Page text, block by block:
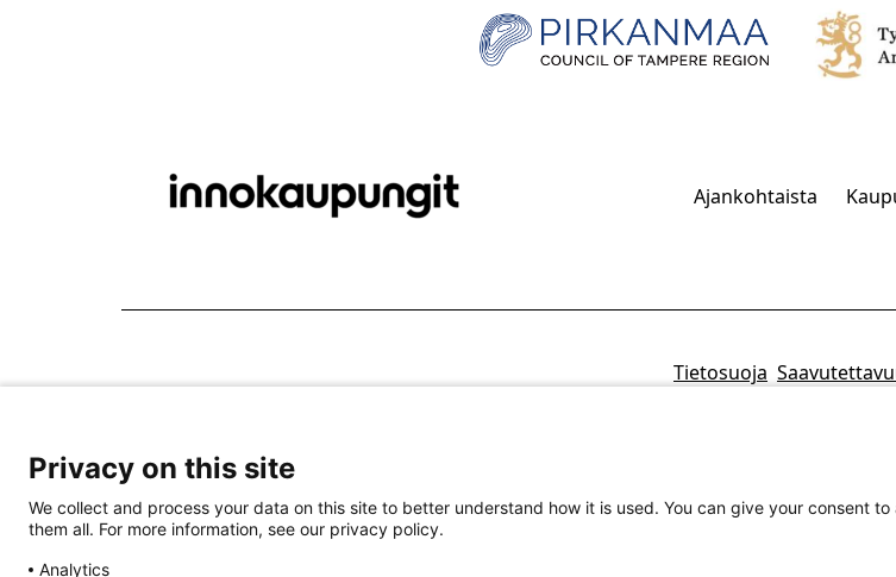
Ajankohtaista
Tietosuoja
Privacy on this site
We collect and process your data on this site to better understand how it is used. You can give your consent
them all. For more information, see our privacy policy.
Analytics